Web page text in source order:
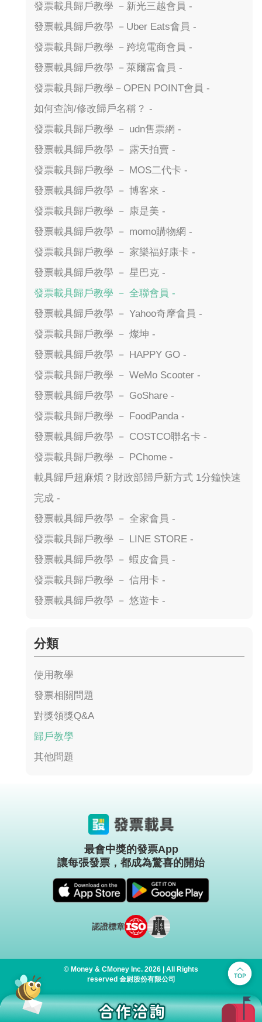
發票載具歸戶教學 －新光三越會員 -
發票載具歸戶教學 －Uber Eats會員 -
發票載具歸戶教學 －跨境電商會員 -
發票載具歸戶教學 －萊爾富會員 -
發票載具歸戶教學－OPEN POINT會員 -
如何查詢/修改歸戶名稱？ -
發票載具歸戶教學 － udn售票網 -
發票載具歸戶教學 － 露天拍賣 -
發票載具歸戶教學 － MOS二代卡 -
發票載具歸戶教學 － 博客來 -
發票載具歸戶教學 － 康是美 -
發票載具歸戶教學 － momo購物網 -
發票載具歸戶教學 － 家樂福好康卡 -
發票載具歸戶教學 － 星巴克 -
發票載具歸戶教學 － 全聯會員 -
發票載具歸戶教學 － Yahoo奇摩會員 -
發票載具歸戶教學 － 燦坤 -
發票載具歸戶教學 － HAPPY GO -
發票載具歸戶教學 － WeMo Scooter -
發票載具歸戶教學 － GoShare -
發票載具歸戶教學 － FoodPanda -
發票載具歸戶教學 － COSTCO聯名卡 -
發票載具歸戶教學 － PChome -
載具歸戶超麻煩？財政部歸戶新方式 1分鐘快速
完成 -
發票載具歸戶教學 － 全家會員 -
發票載具歸戶教學 － LINE STORE -
發票載具歸戶教學 － 蝦皮會員 -
發票載具歸戶教學 － 信用卡 -
發票載具歸戶教學 － 悠遊卡 -
分類
使用教學
發票相關問題
對獎領獎Q&A
歸戶教學
其他問題
最會中獎的發票App
讓每張發票，都成為驚喜的開始
認證標章
© Money & CMoney Inc. 2026 | All Rights
reserved 金尉股份有限公司